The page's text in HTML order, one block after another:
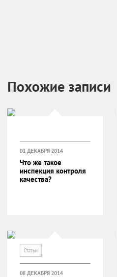
Похожие записи
Статьи
01 ДЕКАБРЯ 2014
Что же такое
инспекция контроля
качества?
08 ДЕКАБРЯ 2014